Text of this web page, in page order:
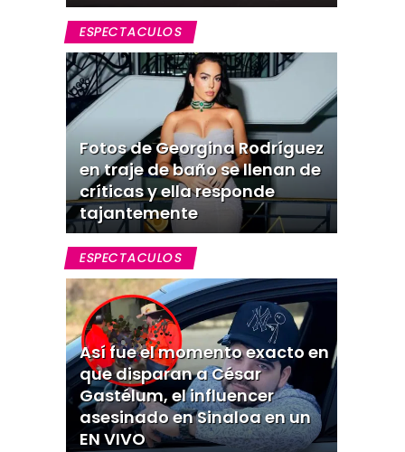
ESPECTACULOS
Fotos de Georgina Rodríguez
en traje de baño se llenan de
críticas y ella responde
tajantemente
ESPECTACULOS
Así fue el momento exacto en
que disparan a César
Gastélum, el influencer
asesinado en Sinaloa en un
EN VIVO